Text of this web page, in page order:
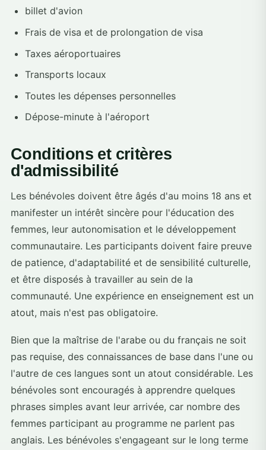
billet d'avion
Frais de visa et de prolongation de visa
Taxes aéroportuaires
Transports locaux
Toutes les dépenses personnelles
Dépose-minute à l'aéroport
Conditions et critères
d'admissibilité
Les bénévoles doivent être âgés d'au moins 18 ans et
manifester un intérêt sincère pour l'éducation des
femmes, leur autonomisation et le développement
communautaire. Les participants doivent faire preuve
de patience, d'adaptabilité et de sensibilité culturelle,
et être disposés à travailler au sein de la
communauté. Une expérience en enseignement est un
atout, mais n'est pas obligatoire.
Bien que la maîtrise de l'arabe ou du français ne soit
pas requise, des connaissances de base dans l'une ou
l'autre de ces langues sont un atout considérable. Les
bénévoles sont encouragés à apprendre quelques
phrases simples avant leur arrivée, car nombre des
femmes participant au programme ne parlent pas
anglais. Les bénévoles s'engageant sur le long terme